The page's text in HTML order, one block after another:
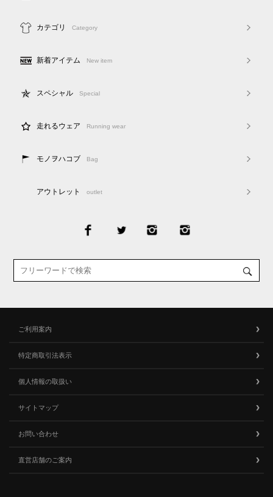
カテゴリ Category
新着アイテム New item
スペシャル Special
走れるウェア Running wear
モノヲハコブ Bag
アウトレット outlet
ご利用案内
特定商取引法表示
個人情報の取扱い
サイトマップ
お問い合わせ
直営店舗のご案内